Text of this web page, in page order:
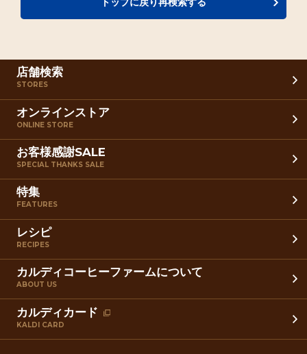
店舗検索
STORES
オンラインストア
ONLINE STORE
お客様感謝SALE
SPECIAL THANKS SALE
特集
FEATURES
レシピ
RECIPES
カルディコーヒーファームについて
ABOUT US
カルディカード
KALDI CARD